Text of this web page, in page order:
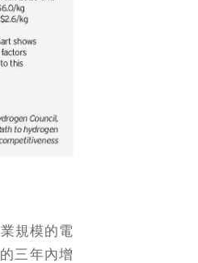
規模的電
三年內增